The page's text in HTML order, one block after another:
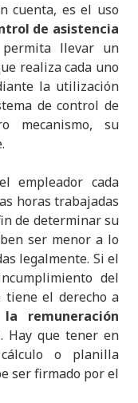
cuenta, es el uso
de asistencia
llevar un
realiza cada uno
la utilización
de control de
mecanismo, su
empleador cada
horas trabajadas
de determinar su
ser menor a lo
legalmente. Si el
del
el derecho a
remuneración
Hay que tener en
o planilla
ser firmado por el